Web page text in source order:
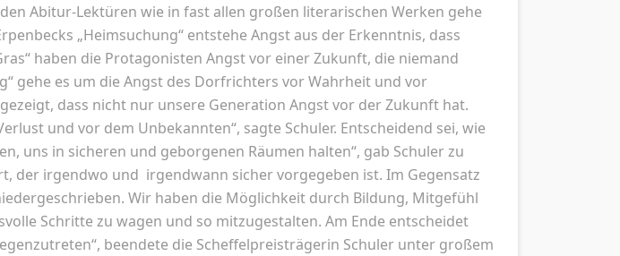
Abitur-Lektüren wie in fast allen großen literarischen Werken gehe
„Heimsuchung“ entstehe Angst aus der Erkenntnis, dass
haben die Protagonisten Angst vor einer Zukunft, die niemand
gehe es um die Angst des Dorfrichters vor Wahrheit und vor
dass nicht nur unsere Generation Angst vor der Zukunft hat.
und vor dem Unbekannten“, sagte Schuler. Entscheidend sei, wie
uns in sicheren und geborgenen Räumen halten“, gab Schuler zu
der irgendwo und irgendwann sicher vorgegeben ist. Im Gegensatz
Wir haben die Möglichkeit durch Bildung, Mitgefühl
Schritte zu wagen und so mitzugestalten. Am Ende entscheidet
beendete die Scheffelpreisträgerin Schuler unter großem